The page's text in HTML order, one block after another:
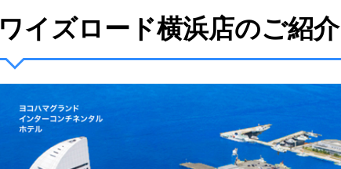
ワイズロード横浜店のご紹介